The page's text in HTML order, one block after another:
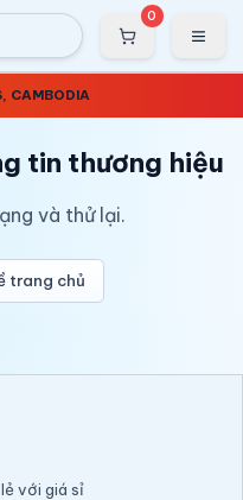
GIẢM SÂU - ⚡ TIẾT KIỆM
CÔNG TÁC VIÊN VÀ ĐẠI LÝ TRÊN
CAMBODIA
0
tin thương hiệu
và thử lại.
trang chủ
với giá sỉ